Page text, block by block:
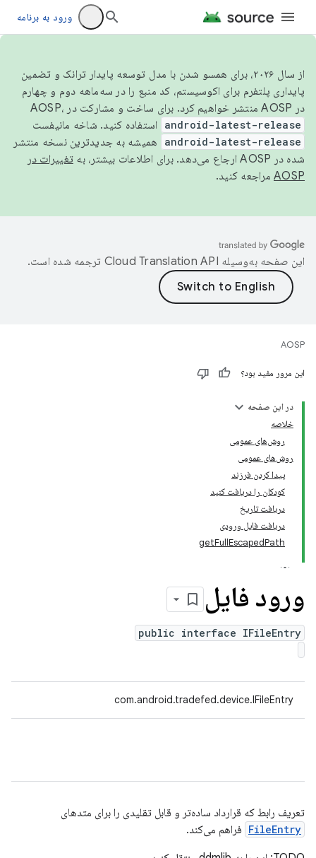
ورود به برنامه
از سال ۲۰۲۶، برای همسو شدن با مدل توسعه پایدار ترانک و تضمین
پایداری پلتفرم برای اکوسیستم، کد منبع را در سه‌ماهه دوم و چهارم
در AOSP منتشر خواهیم کرد. برای ساخت و مشارکت در AOSP،
android-latest-release استفاده کنید. شاخه مانیفست
android-latest-release
همیشه به جدیدترین نسخه منتشر
شده در AOSP ارجاع می‌دهد. برای اطلاعات بیشتر، به
تغییرات در
AOSP مراجعه کنید.
این صفحه به‌وسیله ترجمه شده است.
AOSP
این مرور مفید بود؟
در این صفحه
خلاصه
روش‌های عمومی
روش‌های عمومی
پیدا کردن فرزند
کودکان را دریافت کنید
دریافت تاریخ
دریافت فایل ورودی
getFullEscapedPath
ورود فایل
public interface IFileEntry
com.android.tradefed.device.IFileEntry
تعریف رابط که قرارداد ساده‌تر و قابل تقلیدی را برای متدهای
FileEntry فراهم می‌کند.